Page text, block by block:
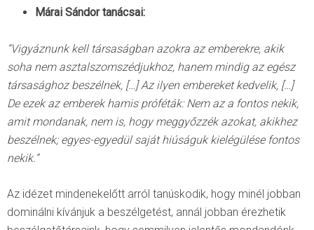
Márai Sándor tanácsai:
“Vigyáznunk kell társaságban azokra az emberekre, akik
soha nem asztalszomszédjukhoz, hanem mindig az egész
társasághoz beszélnek, […] Az ilyen embereket kedvelik, […]
De ezek az emberek hamis próféták: Nem az a fontos nekik,
amit mondanak, nem is, hogy meggyőzzék azokat, akikhez
beszélnek; egyes-egyedül saját hiúságuk kielégülése fontos
nekik.”
Az idézet mindenekelőtt arról tanúskodik, hogy minél jobban
dominálni kívánjuk a beszélgetést, annál jobban érezhetik